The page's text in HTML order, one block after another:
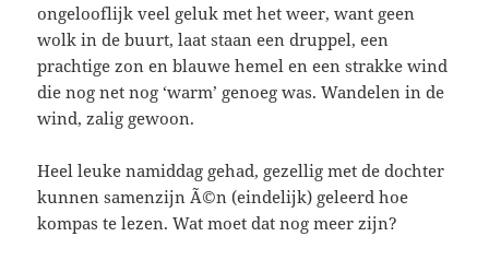
ongelooflijk veel geluk met het weer, want geen
wolk in de buurt, laat staan een druppel, een
prachtige zon en blauwe hemel en een strakke wind
die nog net nog ‘warm’ genoeg was. Wandelen in de
wind, zalig gewoon.
Heel leuke namiddag gehad, gezellig met de dochter
kunnen samenzijn Ã©n (eindelijk) geleerd hoe
kompas te lezen. Wat moet dat nog meer zijn?